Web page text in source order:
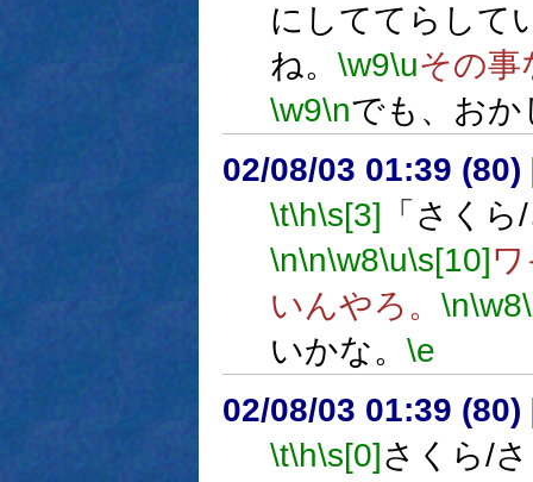
にしててらして
ね。 \w9\uその事
\w9\nでも、おか
02/08/03 01:39 (80)
\t\h\s[3] 「さく
\n\n\w8\u\s[10]
いんやろ。 \n\w8
いかな。 \e
02/08/03 01:39 (80)
\t\h\s[0]さくら/